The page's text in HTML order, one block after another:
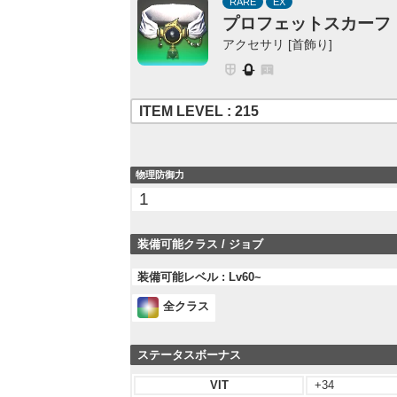
プロフェットスカーフ
アクセサリ [首飾り]
ITEM LEVEL : 215
物理防御力
1
装備可能クラス / ジョブ
装備可能レベル : Lv60~
全クラス
ステータスボーナス
VIT +34